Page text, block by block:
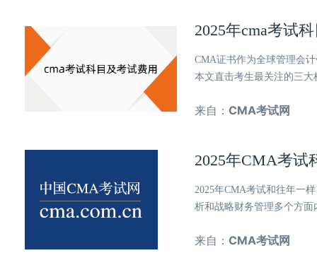
2025年cma考试
CMA证书作为全球管理会
本文直击考生最关注的三
来自： CMA考试网
2025年CMA考试
2025年CMA考试和往年一
析和战略财务管理多个方
来自： CMA考试网